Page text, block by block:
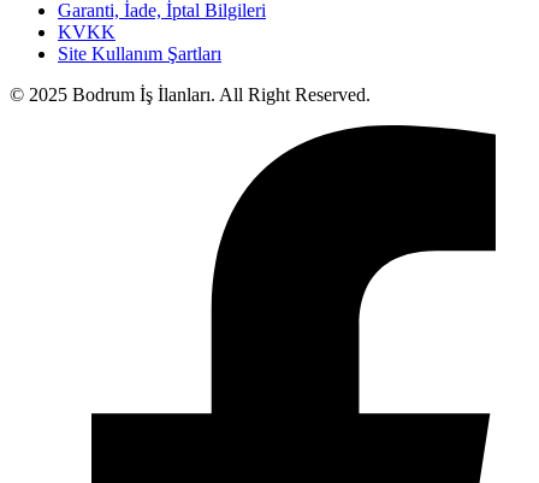
Garanti, İade, İptal Bilgileri
KVKK
Site Kullanım Şartları
© 2025 Bodrum İş İlanları. All Right Reserved.